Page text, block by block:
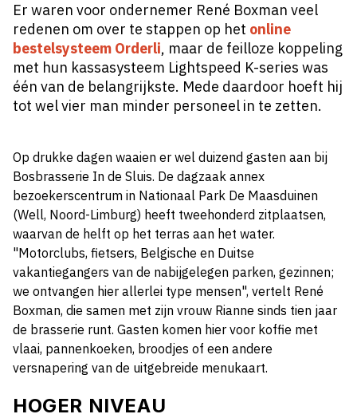
Er waren voor ondernemer René Boxman veel
redenen om over te stappen op het online
bestelsysteem Orderli, maar de feilloze koppeling
met hun kassasysteem Lightspeed K-series was
één van de belangrijkste. Mede daardoor hoeft hij
tot wel vier man minder personeel in te zetten.
Op drukke dagen waaien er wel duizend gasten aan bij
Bosbrasserie In de Sluis. De dagzaak annex
bezoekerscentrum in Nationaal Park De Maasduinen
(Well, Noord-Limburg) heeft tweehonderd zitplaatsen,
waarvan de helft op het terras aan het water.
"Motorclubs, fietsers, Belgische en Duitse
vakantiegangers van de nabijgelegen parken, gezinnen;
we ontvangen hier allerlei type mensen", vertelt René
Boxman, die samen met zijn vrouw Rianne sinds tien jaar
de brasserie runt. Gasten komen hier voor koffie met
vlaai, pannenkoeken, broodjes of een andere
versnapering van de uitgebreide menukaart.
HOGER NIVEAU